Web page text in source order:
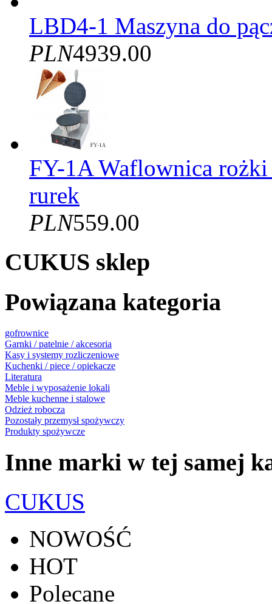
LBD4-1 Maszyna do
PLN4939.00
FY-1A Waflownica
rurek
PLN559.00
CUKUS sklep
Powiązana kategoria
gofrownice
Garnki / patelnie / akcesoria
Kasy i systemy rozliczeniowe
Kuchenki / piece / opiekacze
Literatura
Meble i wyposażenie lokali
Meble kuchenne i stalowe
Odzież robocza
Pozostały przemysł spożywczy
Produkty spożywcze
Inne marki w tej samej
CUKUS
NOWOŚĆ
HOT
Polecane